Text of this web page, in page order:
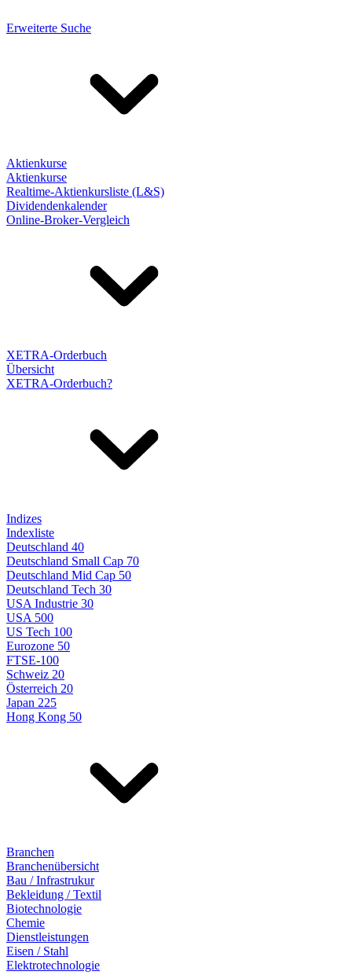
Erweiterte Suche
Aktienkurse
Aktienkurse
Realtime-Aktienkursliste (L&S)
Dividendenkalender
Online-Broker-Vergleich
XETRA-Orderbuch
Übersicht
XETRA-Orderbuch?
Indizes
Indexliste
Deutschland 40
Deutschland Small Cap 70
Deutschland Mid Cap 50
Deutschland Tech 30
USA Industrie 30
USA 500
US Tech 100
Eurozone 50
FTSE-100
Schweiz 20
Österreich 20
Japan 225
Hong Kong 50
Branchen
Branchenübersicht
Bau / Infrastrukur
Bekleidung / Textil
Biotechnologie
Chemie
Dienstleistungen
Eisen / Stahl
Elektrotechnologie